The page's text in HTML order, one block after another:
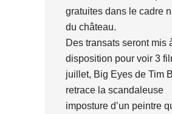
gratuites dans le cadre
du château.
Des transats seront mis
disposition pour voir 3
juillet, Big Eyes de Tim
retrace la scandaleuse
imposture d’un peintre